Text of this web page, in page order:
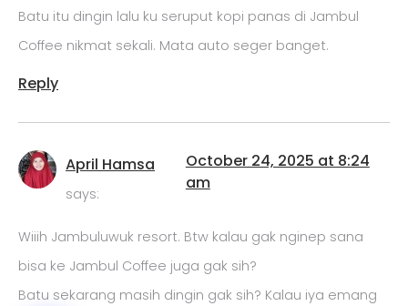
Batu itu dingin lalu ku seruput kopi panas di Jambul
Coffee nikmat sekali. Mata auto seger banget.
Reply
April Hamsa
says:
October 24, 2025 at 8:24
am
Wiiih Jambuluwuk resort. Btw kalau gak nginep sana
bisa ke Jambul Coffee juga gak sih?
Batu sekarang masih dingin gak sih? Kalau iya emang